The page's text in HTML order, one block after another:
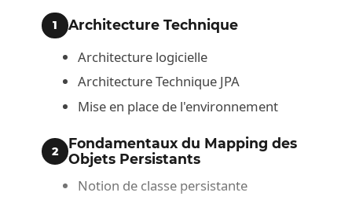
1 Architecture Technique
Architecture logicielle
Architecture Technique JPA
Mise en place de l'environnement
2
Fondamentaux du Mapping des
Objets Persistants
Notion de classe persistante